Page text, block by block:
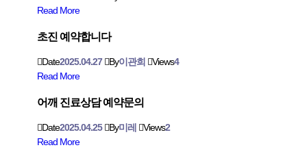
Read More
초진 예약합니다
Date2025.04.27 By이관희 Views4
Read More
어깨 진료상담 예약문의
Date2025.04.25 By미레 Views2
Read More